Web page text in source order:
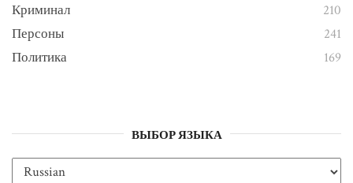
Криминал
210
Персоны
241
Политика
169
ВЫБОР ЯЗЫКА